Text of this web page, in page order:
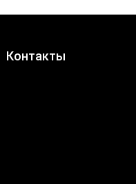
Контакты